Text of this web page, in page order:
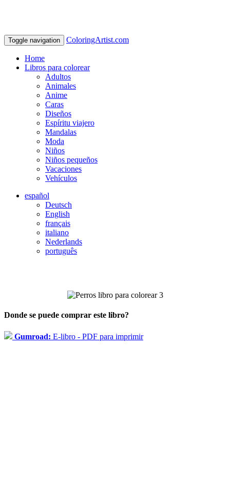
Toggle navigation ColoringArtist.com
Home
Libros para colorear
Adultos
Animales
Anime
Caras
Diseños
Espíritu viajero
Mandalas
Moda
Niños
Niños pequeños
Vacaciones
Vehículos
español
Deutsch
English
français
italiano
Nederlands
português
Donde se puede comprar este libro?
Gumroad: E-libro - PDF para imprimir